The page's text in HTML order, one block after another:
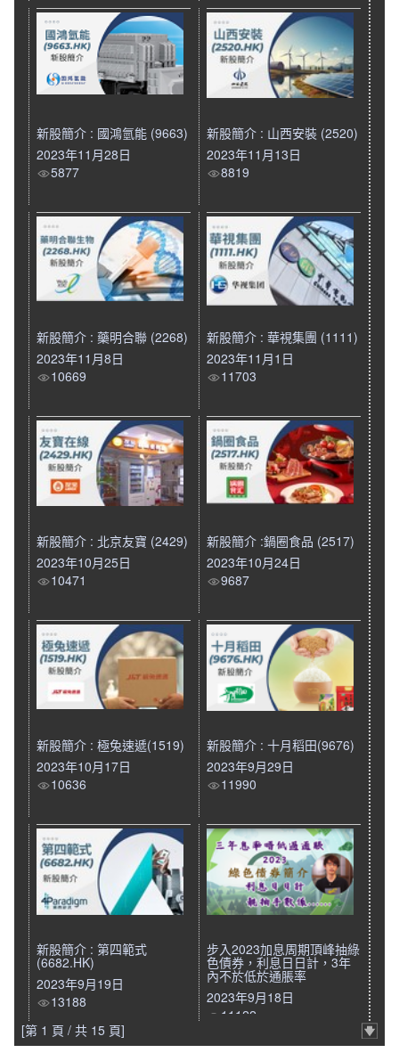
新股簡介 : 國鴻氫能 (9663)
2023年11月28日
5877
新股簡介 : 山西安裝 (2520)
2023年11月13日
8819
新股簡介 : 藥明合聯 (2268)
2023年11月8日
10669
新股簡介 : 華視集團 (1111)
2023年11月1日
11703
新股簡介 : 北京友寶 (2429)
2023年10月25日
10471
新股簡介 :鍋圈食品 (2517)
2023年10月24日
9687
新股簡介 : 極兔速遞(1519)
2023年10月17日
10636
新股簡介 : 十月稻田(9676)
2023年9月29日
11990
新股簡介 : 第四範式
(6682.HK)
2023年9月19日
13188
步入2023加息周期頂峰抽綠
色債券，利息日日計，3年
內不於低於通脹率
2023年9月18日
11122
[第 1 頁 / 共 15 頁]